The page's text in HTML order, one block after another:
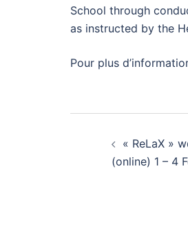
School through
as instructed by the
Pour plus
« ReLaX »
(online) 1 – 4